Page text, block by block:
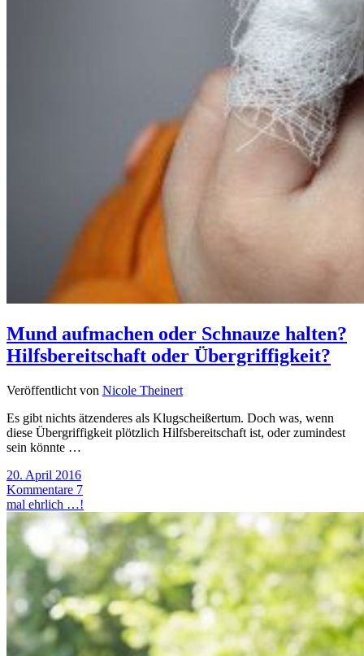
Mund aufmachen oder Schnauze halten?
Hilfsbereitschaft oder Übergriffigkeit?
Veröffentlicht von Nicole Theinert
Es gibt nichts ätzenderes als Klugscheißertum. Doch was, wenn
diese Übergriffigkeit plötzlich Hilfsbereitschaft ist, oder zumindest
sein könnte …
20. April 2016
Kommentare 7
mal ehrlich …!